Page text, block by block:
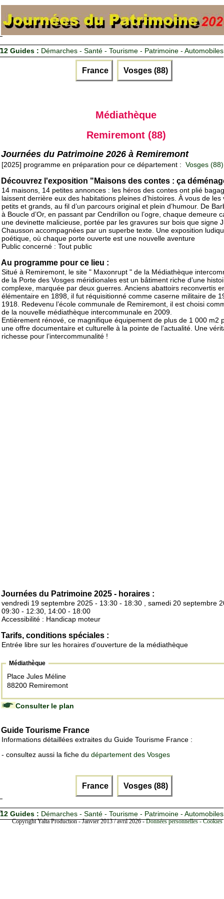
12 Guides : Démarches - Santé - Tourisme - Patrimoine - Automobiles
France Vosges (88)
Médiathèque
Remiremont (88)
Journées du Patrimoine 2026 à Remiremont
[2025] programme en préparation pour ce département : Vosges (88)
Découvrez l'exposition "Maisons des contes : ça
14 maisons, 14 petites annonces : les héros des contes ont plié
laissent derrière eux des habitations pleines d’histoires. À vous de les
petits et grands, au fil d’un parcours original et plein d’humour. De
à Boucle d’Or, en passant par Cendrillon ou l’ogre, chaque demeure
une devinette malicieuse, portée par les gravures sur bois que signe
Chausson accompagnées par un superbe texte. Une exposition
poétique, où chaque porte ouverte est une nouvelle aventure
Public concerné : Tout public
Au programme pour ce lieu :
Situé à Remiremont, le site " Maxonrupt " de la Médiathèque
de la Porte des Vosges méridionales est un bâtiment riche d’une
complexe, marquée par deux guerres. Anciens abattoirs reconvertis
élémentaire en 1898, il fut réquisitionné comme caserne militaire de
1918. Redevenu l’école communale de Remiremont, il est choisi
de la nouvelle médiathèque intercommunale en 2009.
Entièrement rénové, ce magnifique équipement de plus de 1 000 m2
une offre documentaire et culturelle à la pointe de l’actualité. Une
richesse pour l’intercommunalité !
Journées du Patrimoine 2025 - horaires :
vendredi 19 septembre 2025 - 13:30 - 18:30 , samedi 20 septembre
09:30 - 12:30, 14:00 - 18:00
Accessibilité : Handicap moteur
Tarifs, conditions spéciales :
Entrée libre sur les horaires d'ouverture de la médiathèque
Médiathèque
Place Jules Méline
88200 Remiremont
Consulter le plan
Guide Tourisme France
Informations détaillées extraites du Guide Tourisme France :
- consultez aussi la fiche du département des Vosges
France Vosges (88)
12 Guides : Démarches - Santé - Tourisme - Patrimoine - Automobiles
Copyright Yalta Production - Janvier 2013 / avril 2026 -Données personnelles -